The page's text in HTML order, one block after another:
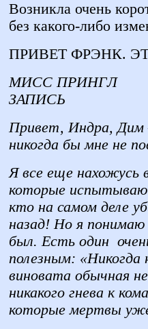
Возникла очень
без какого-либо
ПРИВЕТ ФРЭНК.
МИСС ПРИНГЛ
ЗАПИСЬ
Привет, Индра, Дим
никогда бы мне не
Я все еще нахожусь
которые
кто на самом деле
назад! Но я
был. Есть один
полезным: «Никогда
виновата обычная
никакого гнева к
которые мертвы